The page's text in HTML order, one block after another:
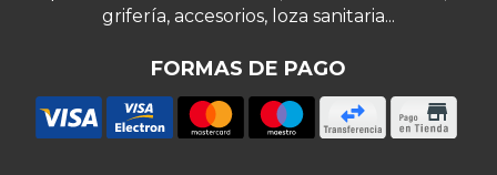
grifería, accesorios, loza sanitaria...
FORMAS DE PAGO